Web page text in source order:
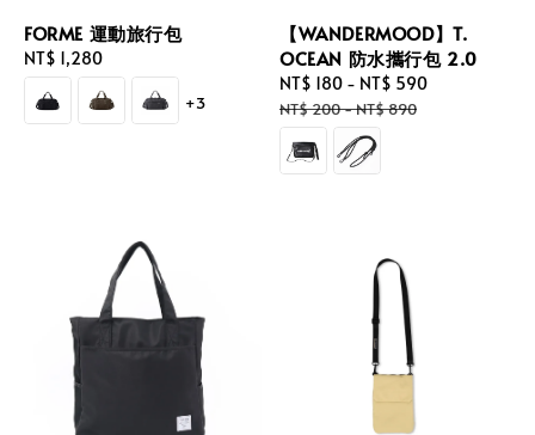
FORME 運動旅行包
Regular
price
NT$ 1,280
+3
【WANDERMOOD】T.
OCEAN 防水攜行包 2.0
Sale
price
NT$ 180 - NT$ 590
NT$ 200-NT$ 890